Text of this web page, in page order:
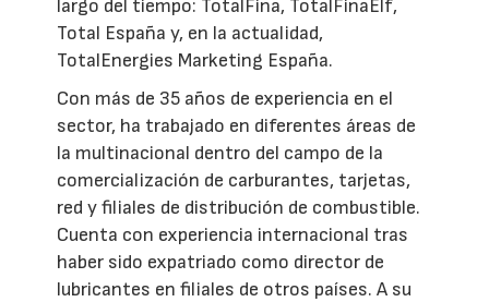
largo del tiempo: TotalFina, TotalFinaElf,
Total España y, en la actualidad,
TotalEnergies Marketing España.
Con más de 35 años de experiencia en el
sector, ha trabajado en diferentes áreas de
la multinacional dentro del campo de la
comercialización de carburantes, tarjetas,
red y filiales de distribución de combustible.
Cuenta con experiencia internacional tras
haber sido expatriado como director de
lubricantes en filiales de otros países. A su